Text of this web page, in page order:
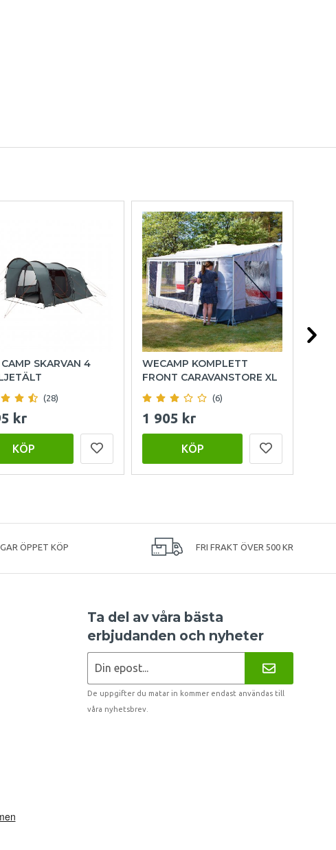
CAMP SKARVAN 4
(28)
kr
KÖP
WECAMP KOMPLETT
FRONT CARAVANSTORE XL
(6)
1 905 kr
KÖP
ÖPPET KÖP FRI FRAKT ÖVER 500 KR
Ta del av våra bästa
erbjudanden och nyheter
De uppgifter du matar in kommer endast användas till
våra nyhetsbrev.